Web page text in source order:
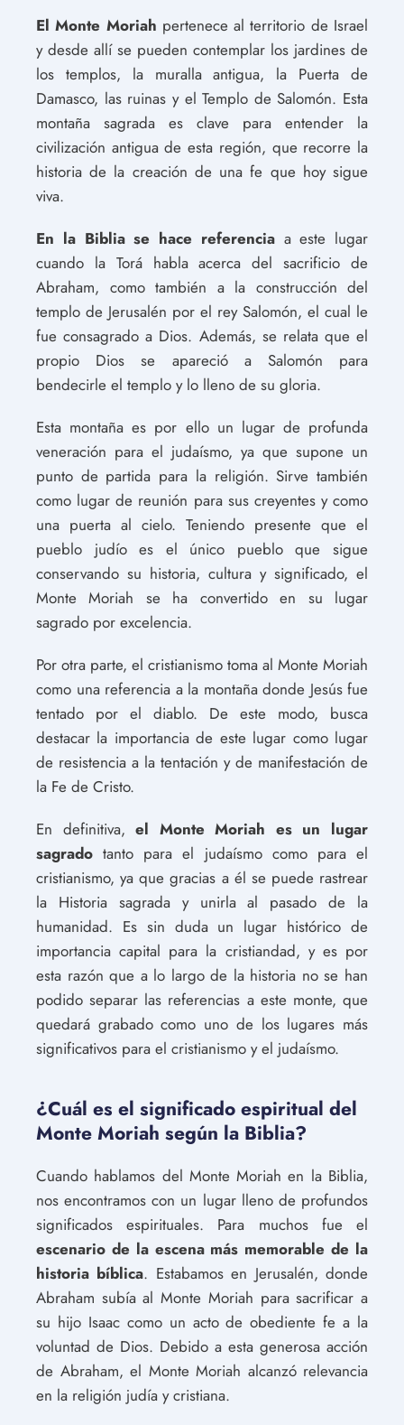
El Monte Moriah pertenece al territorio de Israel
y desde allí se pueden contemplar los jardines de
los templos, la muralla antigua, la Puerta de
Damasco, las ruinas y el Templo de Salomón. Esta
montaña sagrada es clave para entender la
civilización antigua de esta región, que recorre la
historia de la creación de una fe que hoy sigue
viva.
En la Biblia se hace referenciaa este lugar
cuando la Torá habla acerca del sacrificio de
Abraham, como también a la construcción del
templo de Jerusalén por el rey Salomón, el cual le
fue consagrado a Dios. Además, se relata que el
propio Dios se apareció a Salomón para
bendecirle el templo y lo lleno de su gloria.
Esta montaña es por ello un lugar de profunda
veneración para el judaísmo, ya que supone un
punto de partida para la religión. Sirve también
como lugar de reunión para sus creyentes y como
una puerta al cielo. Teniendo presente que el
pueblo judío es el único pueblo que sigue
conservando su historia, cultura y significado, el
Monte Moriah se ha convertido en su lugar
sagrado por excelencia.
Por otra parte, el cristianismo toma al Monte Moriah
como una referencia a la montaña donde Jesús fue
tentado por el diablo. De este modo, busca
destacar la importancia de este lugar como lugar
de resistencia a la tentación y de manifestación de
la Fe de Cristo.
En definitiva,el Monte Moriah es un lugar
sagrado tanto para el judaísmo como para el
cristianismo, ya que gracias a él se puede rastrear
la Historia sagrada y unirla al pasado de la
humanidad. Es sin duda un lugar histórico de
importancia capital para la cristiandad, y es por
esta razón que a lo largo de la historia no se han
podido separar las referencias a este monte, que
quedará grabado como uno de los lugares más
significativos para el cristianismo y el judaísmo.
¿Cuál es el significado espiritual del
Monte Moriah según la Biblia?
Cuando hablamos del Monte Moriah en la Biblia,
nos encontramos con un lugar lleno de profundos
significados espirituales. Para muchos fue el
escenario de la escena más memorable de la
historia bíblica. Estabamos en Jerusalén, donde
Abraham subía al Monte Moriah para sacrificar a
su hijo Isaac como un acto de obediente fe a la
voluntad de Dios. Debido a esta generosa acción
de Abraham, el Monte Moriah alcanzó relevancia
en la religión judía y cristiana.